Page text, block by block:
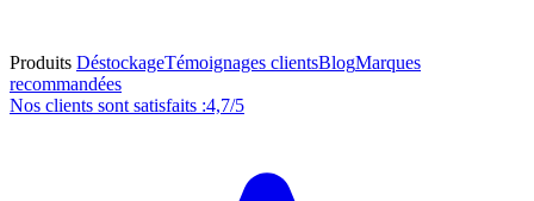
Produits DéstockageTémoignages clientsBlogMarques
recommandées
Nos clients sont satisfaits :4,7/5